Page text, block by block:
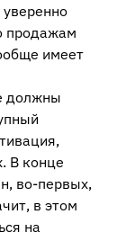
продажам
имеет
должны
В конце
во-первых,
в этом
на